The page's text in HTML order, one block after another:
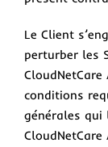
Le Client
perturber les
conditions
générales qui